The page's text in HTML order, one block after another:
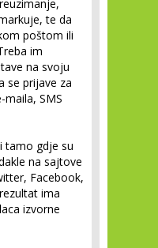
te da
poštom ili
im
na svoju
se prijave za
SMS
tamo gdje su
na sajtove
Facebook,
ima
izvorne